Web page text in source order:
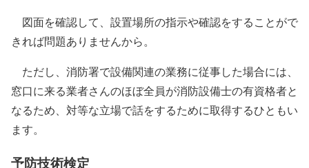
図面を確認して、設置場所の指示や確認をすることがで
きれば問題ありませんから。
ただし、消防署で設備関連の業務に従事した場合には、
窓口に来る業者さんのほぼ全員が消防設備士の有資格者と
なるため、対等な立場で話をするために取得するひともい
ます。
予防技術検定